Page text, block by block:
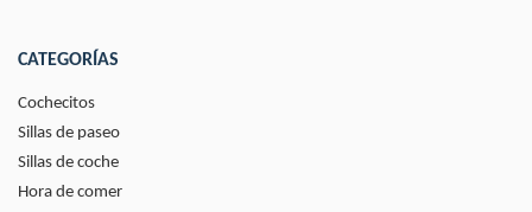
CATEGORÍAS
Cochecitos
Sillas de paseo
Sillas de coche
Hora de comer